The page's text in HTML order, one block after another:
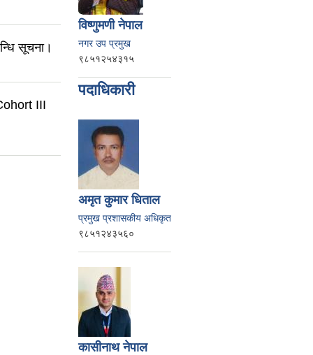
सूचना।
III
विष्णुमणी नेपाल
नगर उप प्रमुख
९८५१२५४३१५
पदाधिकारी
अमृत कुमार धिताल
प्रमुख प्रशासकीय अधिकृत
९८५१२४३५६०
कासीनाथ नेपाल